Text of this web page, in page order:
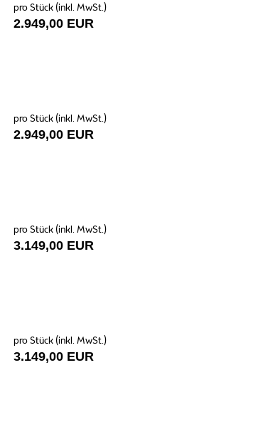
pro Stück (inkl. MwSt.)
2.949,00 EUR
pro Stück (inkl. MwSt.)
2.949,00 EUR
pro Stück (inkl. MwSt.)
3.149,00 EUR
pro Stück (inkl. MwSt.)
3.149,00 EUR